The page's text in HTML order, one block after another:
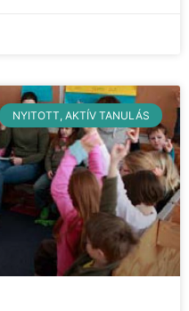
NYITOTT, AKTÍV TANULÁS